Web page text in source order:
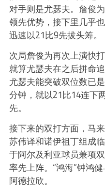
对手则是尤瑟夫。詹俊
领先优势，接下里几乎
迅速以21比9先拔头筹。
次局詹俊为再次上演快
就算尤瑟夫在之后拼命
尤瑟夫能突破双位数已
分钟，就以21比14连下
先。
接下来的双打方面，马
苏伟译和诺伊祖丁组成
于阿尔及利亚球员兼项
率先上阵。“鸿海”钟鸿
阿德拉欣。